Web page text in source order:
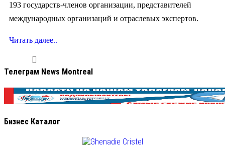
193 государств-членов организации, представителей
международных организаций и отраслевых экспертов.
Читать далее..
Телеграм News Montreal
Бизнес Каталог